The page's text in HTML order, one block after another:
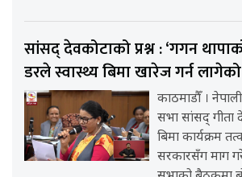
सांसद् देवकोटाको प्रश्न : ‘गगन
डरले स्वास्थ्य बिमा खारेज गर्न लागेको
काठमाडौँ । नेपाली
सभा सांसद् गीता
बिमा कार्यक्रम
सरकारसँग माग